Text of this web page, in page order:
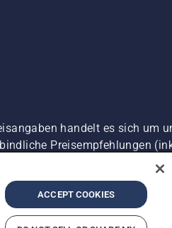
handelt es sich um
Preisempfehlungen
Vermutete Verstöße melden
ACCEPT COOKIES